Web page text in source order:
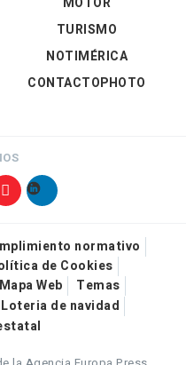
TURISMO
NOTIMÉRICA
CONTACTOPHOTO
normativo
de Cookies
Mapa Web
Temas
Loteria de navidad